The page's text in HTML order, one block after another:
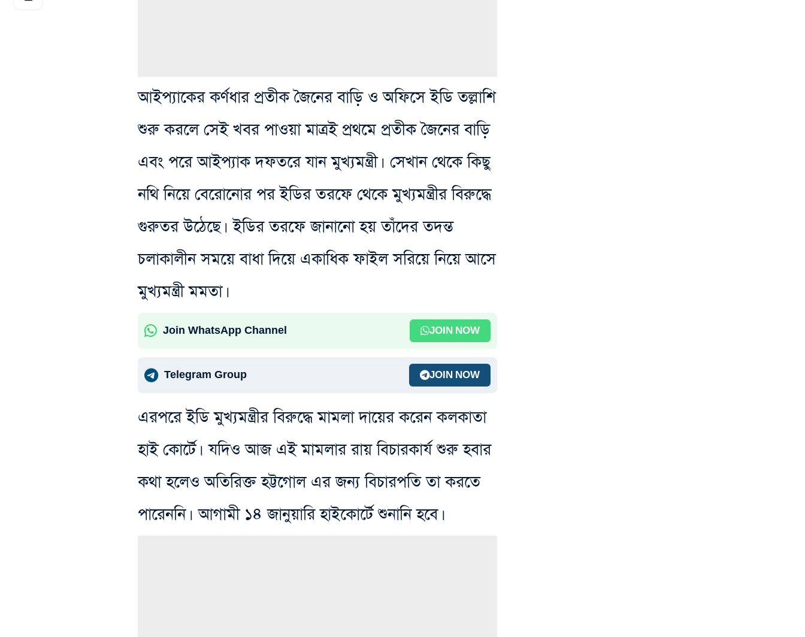
আইপ্যাকের কর্ণধার প্রতীক জৈনের বাড়ি ও অফিসে ইডি তল্লাশি
শুরু করলে সেই খবর পাওয়া মাত্রই প্রথমে প্রতীক জৈনের বাড়ি
এবং পরে আইপ্যাক দফতরে যান মুখ্যমন্ত্রী। সেখান থেকে কিছু
নথি নিয়ে বেরোনোর পর ইডির তরফে থেকে মুখ্যমন্ত্রীর বিরুদ্ধে
গুরুতর উঠেছে। ইডির তরফে জানানো হয় তাঁদের তদন্ত
চলাকালীন সময়ে বাধা দিয়ে একাধিক ফাইল সরিয়ে নিয়ে আসে
মুখ্যমন্ত্রী মমতা।
Join WhatsApp Channel JOIN NOW
Telegram Group JOIN NOW
এরপরে ইডি‌ মুখ্যমন্ত্রীর বিরুদ্ধে মামলা দায়ের করেন কলকাতা
হাই কোর্টে। যদিও আজ এই মামলার রায় বিচারকার্য শুরু হবার
কথা হলেও অতিরিক্ত হট্টগোল এর জন্য বিচারপতি তা করতে
পারেননি। আগামী ১৪ জানুয়ারি হাইকোর্টে শুনানি হবে।